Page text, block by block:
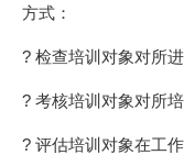
方式：
? 检查培训对象对所
? 考核培训对象对所
? 评估培训对象在工